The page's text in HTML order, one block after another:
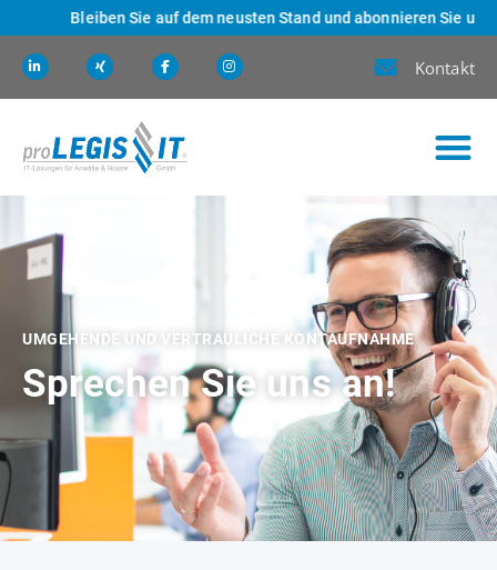
Bleiben Sie auf dem neusten Stand und abonnieren Sie
Kontakt
UMGEHENDE UND VERTRAULICHE KONTAUFNAHME
Sprechen Sie uns an!